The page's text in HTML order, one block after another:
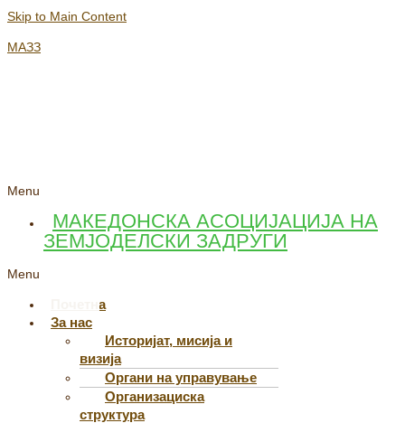
Skip to Main Content
МАЗЗ
Menu
МАКЕДОНСКА АСОЦИЈАЦИЈА НА
ЗЕМЈОДЕЛСКИ ЗАДРУГИ
Menu
Почетна
За нас
Историјат, мисија и
визија
Органи на управување
Организациска
структура